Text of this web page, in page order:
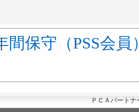
保守（PSS会員
ＰＣＡパート